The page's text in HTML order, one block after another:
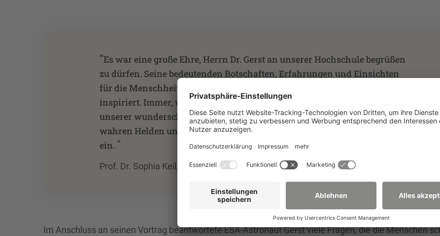
“Es war eine große Ehre, Herrn Dr. Gerst an unserer Hochschule begrüßen
zu dürfen. Seine bedeutenden Botschaften, Erfahrungen und Einsichten
für die Menschheit haben mich tief berührt, emotional sehr bewegt und
inspiriert. Immer, wenn ich künftig ein vermeintliches „Problem“ auf
unserer wunderschönen Erde habe, werde ich an ihn denken – einen
wahren Helden unserer Zeit – mutig, klug und stark setzt er sich für uns
ein. ”
Prof. Dr. Sophia Keil, Prorektorin Bildung und Internationales
Im Anschluss an seinen Vortrag beantwortete ESA-Astronaut Gerst viele Fragen, die die Menschen